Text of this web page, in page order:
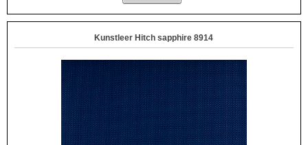
Kunstleer Hitch sapphire 8914